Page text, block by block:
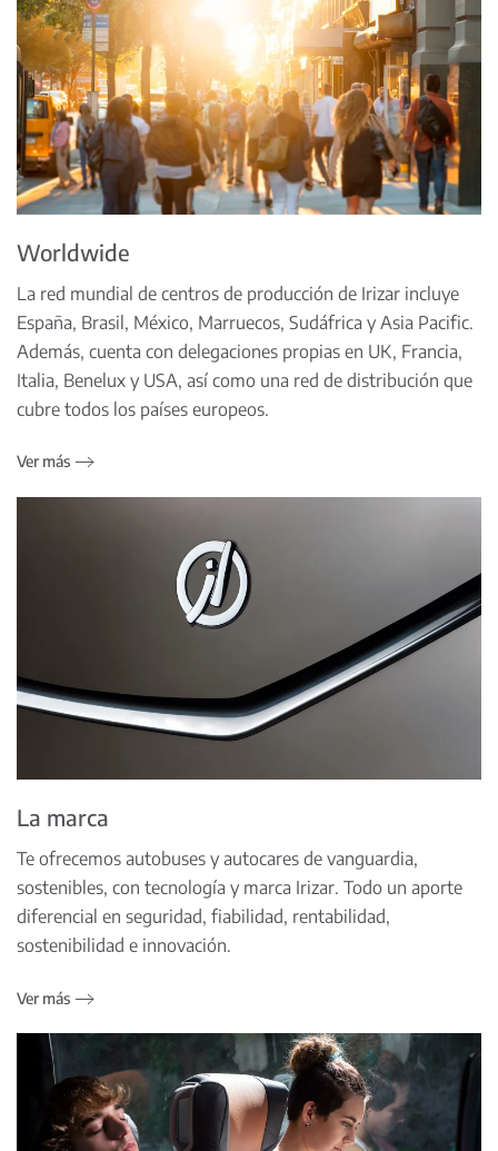
Worldwide
La red mundial de centros de producción de Irizar incluye
España, Brasil, México, Marruecos, Sudáfrica y Asia Pacific.
Además, cuenta con delegaciones propias en UK, Francia,
Italia, Benelux y USA, así como una red de distribución que
cubre todos los países europeos.
Ver más
La marca
Te ofrecemos autobuses y autocares de vanguardia,
sostenibles, con tecnología y marca Irizar. Todo un aporte
diferencial en seguridad, fiabilidad, rentabilidad,
sostenibilidad e innovación.
Ver más